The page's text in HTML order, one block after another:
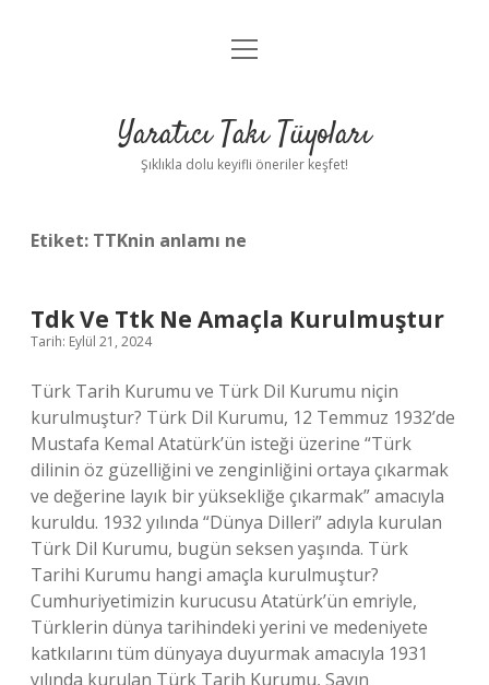
Anasayfa
Yasal Uyarı
menüyü
Yaratıcı Takı Tüyoları
Şıklıkla dolu keyifli öneriler keşfet!
Etiket: TTKnin anlamı ne
Tdk Ve Ttk Ne Amaçla Kurulmuştur
Tarih: Eylül 21, 2024
Türk Tarih Kurumu ve Türk Dil Kurumu niçin
kurulmuştur? Türk Dil Kurumu, 12 Temmuz 1932’de
Mustafa Kemal Atatürk’ün isteği üzerine “Türk
dilinin öz güzelliğini ve zenginliğini ortaya çıkarmak
ve değerine layık bir yüksekliğe çıkarmak” amacıyla
kuruldu. 1932 yılında “Dünya Dilleri” adıyla kurulan
Türk Dil Kurumu, bugün seksen yaşında. Türk
Tarihi Kurumu hangi amaçla kurulmuştur?
Cumhuriyetimizin kurucusu Atatürk’ün emriyle,
Türklerin dünya tarihindeki yerini ve medeniyete
katkılarını tüm dünyaya duyurmak amacıyla 1931
yılında kurulan Türk Tarih Kurumu, Sayın